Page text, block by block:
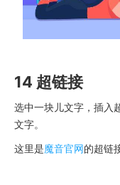
14 超链接
选中一块儿文字，插入
文字。
这里是魔音官网的超链